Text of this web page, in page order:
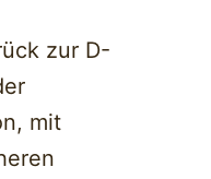
zur D-
mit